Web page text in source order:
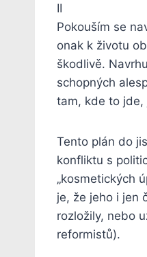
II
Pokouším se
onak k životu
škodlivě.
schopných
tam, kde to jde,
Tento plán do
konfliktu s
„kosmetických
je, že jeho i jen
rozložily, nebo
reformistů).